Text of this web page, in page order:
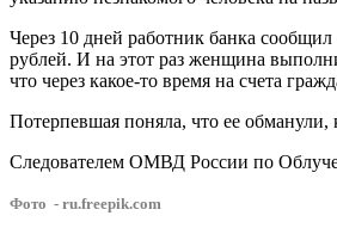
Через 10 дней работник банка
рублей. И на этот раз женщина
что через какое-то время на счета
Потерпевшая поняла, что ее обманули,
Следователем ОМВД России по
Фото - ru.freepik.com